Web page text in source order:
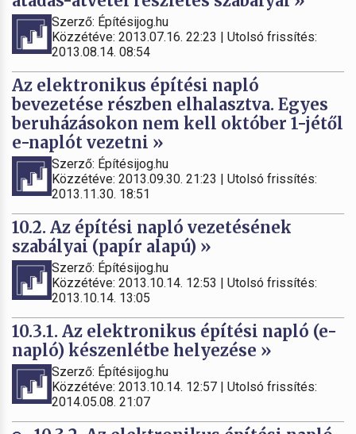
Szerző: Építésijog.hu
Közzétéve: 2013.07.16. 22:23 | Utolsó frissítés:
2013.08.14. 08:54
Az elektronikus építési napló
bevezetése részben elhalasztva. Egyes
beruházásokon nem kell október 1-jétől
e-naplót vezetni »
Szerző: Építésijog.hu
Közzétéve: 2013.09.30. 21:23 | Utolsó frissítés:
2013.11.30. 18:51
10.2. Az építési napló vezetésének
szabályai (papír alapú) »
Szerző: Építésijog.hu
Közzétéve: 2013.10.14. 12:53 | Utolsó frissítés:
2013.10.14. 13:05
10.3.1. Az elektronikus építési napló (e-
napló) készenlétbe helyezése »
Szerző: Építésijog.hu
Közzétéve: 2013.10.14. 12:57 | Utolsó frissítés:
2014.05.08. 21:07